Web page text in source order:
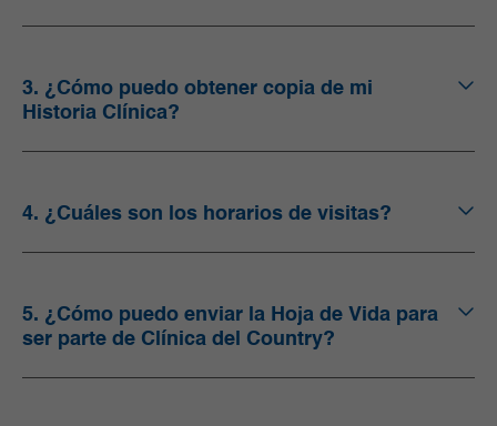
3. ¿Cómo puedo obtener copia de mi
Historia Clínica?
4. ¿Cuáles son los horarios de visitas?
5. ¿Cómo puedo enviar la Hoja de Vida para
ser parte de Clínica del Country?